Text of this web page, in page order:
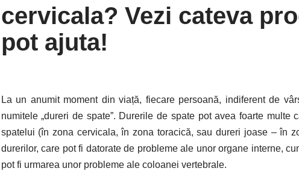
cervicala? Vezi cateva
pot ajuta!
La un anumit moment din viață, fiecare persoană, indiferent de
numitele „dureri de spate”. Durerile de spate pot avea foarte
spatelui (în zona cervicala, în zona toracică, sau dureri joase – în
durerilor, care pot fi datorate de probleme ale unor organe interne,
pot fi urmarea unor probleme ale coloanei vertebrale.